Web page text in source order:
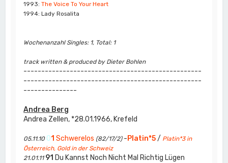
1993:The Voice To Your Heart
1994: Lady Rosalita
Wochenanzahl Singles: 1, Total: 1
track written & produced by Dieter Bohlen
--------------------------------------------------
--------------------------------------------------
---------------
Andrea Berg
Andrea Zellen, *28.01.1966, Krefeld
05.11.10 01 Schwerelos (82/17/2)-Platin*5/ Platin*3 in
Österreich, Gold in der Schweiz
21.01.11 91 Du Kannst Noch Nicht Mal Richtig Lügen